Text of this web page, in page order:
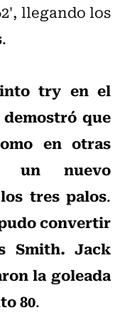
llegando los
.
try en el
que
en otras
un nuevo
tres palos.
convertir
Smith. Jack
la goleada
80.